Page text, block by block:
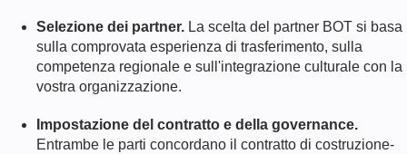
Selezione dei partner. La scelta del partner BOT si basa
sulla comprovata esperienza di trasferimento, sulla
competenza regionale e sull'integrazione culturale con la
vostra organizzazione.
Impostazione del contratto e della governance.
Entrambe le parti concordano il contratto di costruzione-